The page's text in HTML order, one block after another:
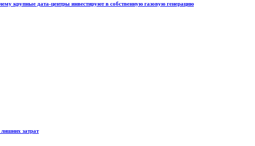
крупные дата-центры инвестируют в собственную газовую генерацию
затрат